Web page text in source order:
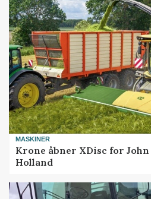
MASKINER
Krone åbner XDisc for John
Holland